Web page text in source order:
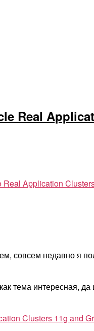
Real
Application
совсем недавно
тема интересная,
Clusters 11g and